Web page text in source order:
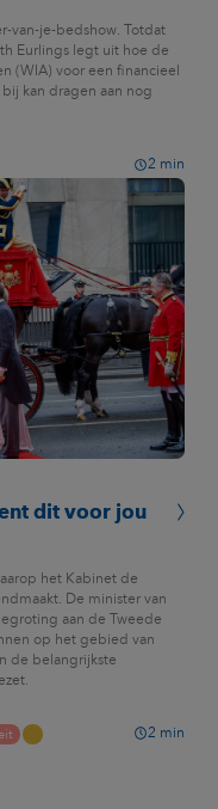
van-je-bedshow. Totdat
Eurlings legt uit hoe de
(WIA) voor een financieel
kan dragen aan nog
2 min
dit voor jou
het Kabinet de
De minister van
aan de Tweede
op het gebied van
de belangrijkste
2 min